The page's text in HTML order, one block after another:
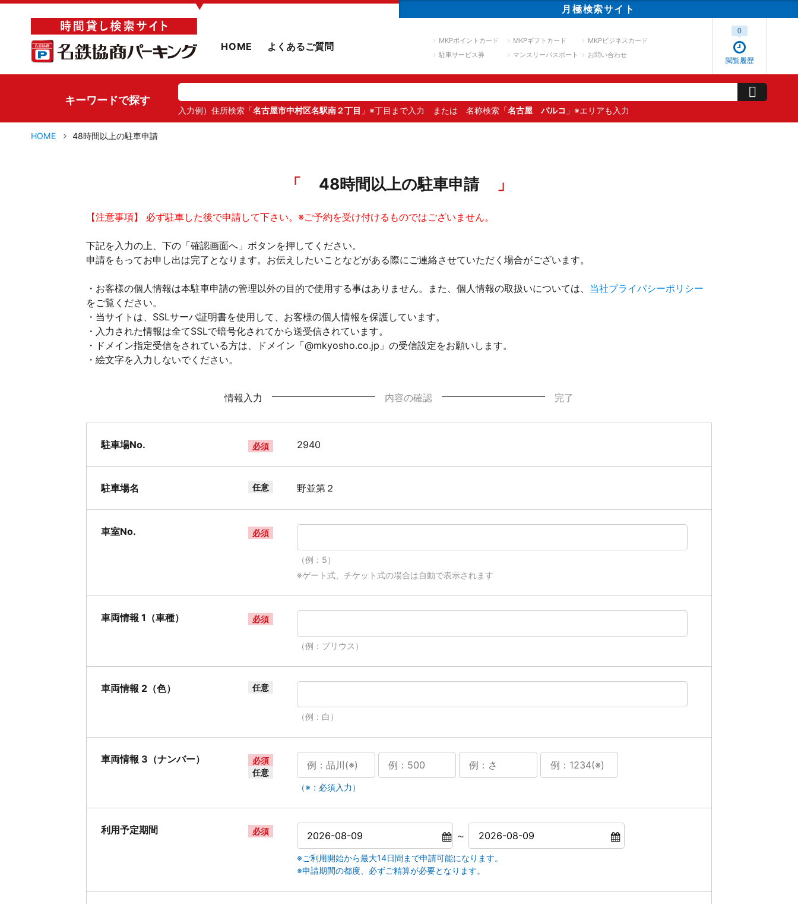
▼ 月極検索サイト
HOME よくあるご質問 MKPポイントカード MKPギフトカード
MKPビジネスカード
駐車サービス券
マンスリーパスポート お問い合わせ
閲覧履歴
0
キーワードで探す
入力例）住所検索「名古屋市中村区名駅南２丁目 」※丁目まで入力 または 名称検索「名古屋 パルコ 」※エリアも入力
HOME 48時間以上の駐車申請
48時間以上の駐車申請
【注意事項】 必ず駐車した後で申請して下さい。※ご予約を受け付けるものではございません。
下記を入力の上、下の「確認画面へ」ボタンを押してください。
申請をもってお申し出は完了となります。お伝えしたいことなどがある際にご連絡させていただく場合がございます。
・お客様の個人情報は本駐車申請の管理以外の目的で使用する事はありません。また、個人情報の取扱いについては、 当社プライバシーポリシー
をご覧ください。
・当サイトは、SSLサーバ証明書を使用して、お客様の個人情報を保護しています。
・入力された情報は全てSSLで暗号化されてから送受信されています。
・ドメイン指定受信をされている方は、ドメイン「@mkyosho.co.jp」の受信設定をお願いします。
・絵文字を入力しないでください。
情報入力 内容の確認 完了
駐車場No. 必須 2940
駐車場名 任意 野並第２
車室No. 必須
（例：5）
※ゲート式、チケット式の場合は自動で表示されます
車両情報 1（車種） 必須
（例：プリウス）
車両情報 2（色） 任意
（例：白）
車両情報 3（ナンバー）
必須
任意
（※：必須入力）
利用予定期間 必須 ～
※ご利用開始から最大14日間まで申請可能になります。
※申請期間の都度、必ずご精算が必要となります。